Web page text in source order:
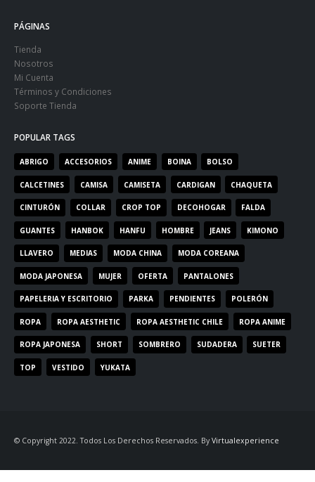
PÁGINAS
Tienda
Nosotros
Mi Cuenta
Términos y Condiciones
Soporte Tienda
POPULAR TAGS
ABRIGO ACCESORIOS ANIME BOINA BOLSO
CALCETINES CAMISA CAMISETA CARDIGAN CHAQUETA
CINTURÓN COLLAR CROP TOP DECOHOGAR FALDA
GUANTES HANBOK HANFU HOMBRE JEANS KIMONO
LLAVERO MEDIAS MODA CHINA MODA COREANA
MODA JAPONESA MUJER OFERTA PANTALONES
PAPELERIA Y ESCRITORIO PARKA PENDIENTES POLERÓN
ROPA ROPA AESTHETIC ROPA AESTHETIC CHILE ROPA ANIME
ROPA JAPONESA SHORT SOMBRERO SUDADERA SUETER
TOP VESTIDO YUKATA
© Copyright 2022. Todos Los Derechos Reservados. By Virtualexperience